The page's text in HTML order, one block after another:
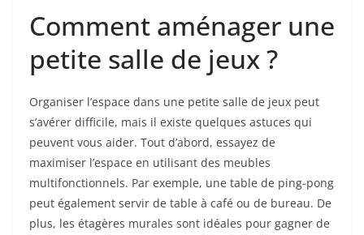
Comment aménager une
petite salle de jeux ?
Organiser l’espace dans une petite salle de jeux peut
s’avérer difficile, mais il existe quelques astuces qui
peuvent vous aider. Tout d’abord, essayez de
maximiser l’espace en utilisant des meubles
multifonctionnels. Par exemple, une table de ping-pong
peut également servir de table à café ou de bureau. De
plus, les étagères murales sont idéales pour gagner de